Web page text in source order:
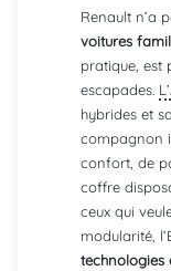
Renault n’a
voitures
pratique, est
escapades.
hybrides et sa
compagnon
confort, de
coffre
ceux qui
modularité,
technologies